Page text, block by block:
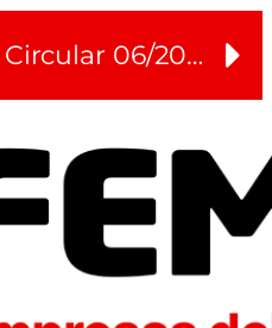
Circular 06/2025